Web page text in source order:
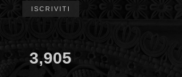
ISCRIVITI
3,905